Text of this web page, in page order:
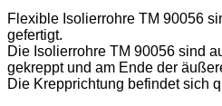
Flexible Isolierrohre TM 90056
gefertigt.
Die Isolierrohre TM 90056 sind
gekreppt und am Ende der
Die Krepprichtung befindet sich